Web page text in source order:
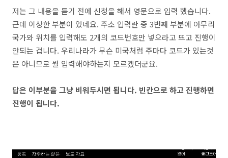
저는 그 내용을 듣기 전에 신청을 해서 영문으로 입력 했습니다.
근데 이상한 부분이 있네요. 주소 입력란 중 3번째 부분에 아무리
국가와 위치를 입력해도 2개의 코드번호만 넣으라고 뜨고 진행이
안되는 겁니다. 우리나라가 무슨 미국처럼 주마다 코드가 있는것
은 아니므로 뭘 입력해야하는지 모르겠더군요.
답은 이부분을 그냥 비워두시면 됩니다. 빈칸으로 하고 진행하면
진행이 됩니다.